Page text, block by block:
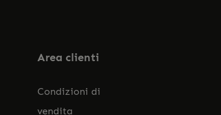
Area clienti
Condizioni di
vendita